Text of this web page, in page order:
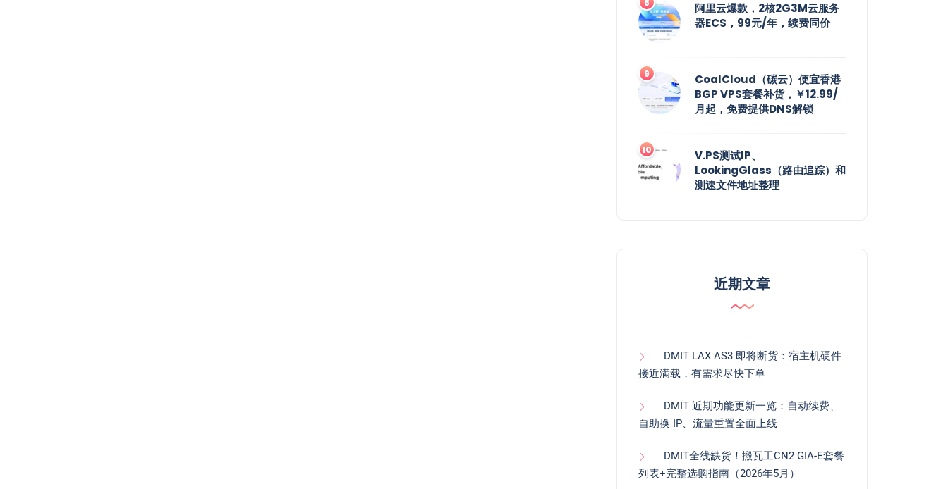
阿里云爆款，2核2G3M云服务
器ECS，99元/年，续费同价
CoalCloud（碳云）便宜香港
BGP VPS套餐补货，￥12.99/
月起，免费提供DNS解锁
V.PS测试IP、
LookingGlass（路由追踪）和
测速文件地址整理
近期文章
DMIT LAX AS3 即将断货：宿主机硬件
接近满载，有需求尽快下单
DMIT 近期功能更新一览：自动续费、
自助换 IP、流量重置全面上线
DMIT全线缺货！搬瓦工CN2 GIA-E套餐
列表+完整选购指南（2026年5月）